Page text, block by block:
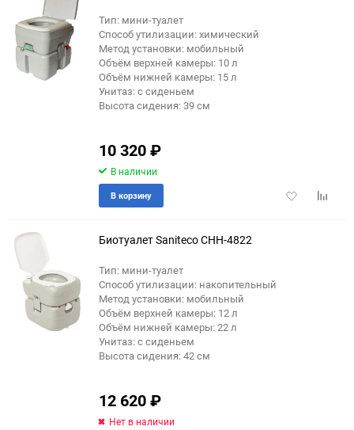
Тип: мини-туалет
Способ утилизации: химический
Метод установки: мобильный
Объём верхней камеры: 10 л
Объём нижней камеры: 15 л
Унитаз: с сиденьем
Высота сидения: 39 см
10 320₽
В наличии
Добавить
В корзину
еще 6 фото
Биотуалет Saniteco CHH-4822
Тип: мини-туалет
Способ утилизации: накопительный
Метод установки: мобильный
Объём верхней камеры: 12 л
Объём нижней камеры: 22 л
Унитаз: с сиденьем
Высота сидения: 42 см
12 620₽
Нет в наличии